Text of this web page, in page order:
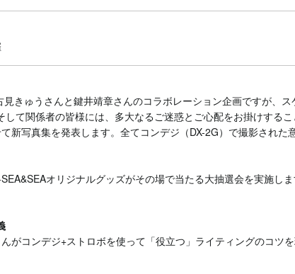
きゅうさんと鍵井靖章さんのコラボレーション企画ですが、
て関係者の皆様には、多大なるご迷惑とご心配をお掛けするこ
新写真集を発表します。全てコンデジ（DX-2G）で撮影され
オリジナルグッズがその場で当たる大抽選会を実施しま
がコンデジ+ストロボを使って「役立つ」ライティングのコツ